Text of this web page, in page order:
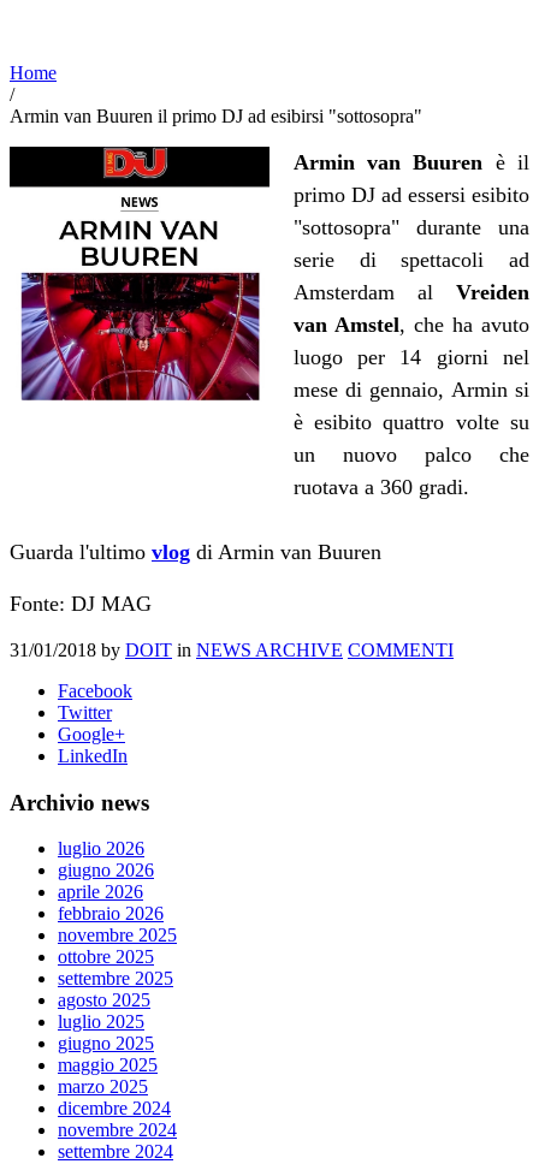
Home
/
Armin van Buuren il primo DJ ad esibirsi "sottosopra"
Armin van Buuren è il
primo DJ ad essersi esibito
"sottosopra" durante una
serie di spettacoli ad
Amsterdam al Vreiden
van Amstel, che ha avuto
luogo per 14 giorni nel
mese di gennaio, Armin si
è esibito quattro volte su
un nuovo palco che
ruotava a 360 gradi.
Guarda l'ultimo vlog di Armin van Buuren
Fonte: DJ MAG
31/01/2018 by DOIT in NEWS ARCHIVE COMMENTI
Facebook
Twitter
Google+
LinkedIn
Archivio news
luglio 2026
giugno 2026
aprile 2026
febbraio 2026
novembre 2025
ottobre 2025
settembre 2025
agosto 2025
luglio 2025
giugno 2025
maggio 2025
marzo 2025
dicembre 2024
novembre 2024
settembre 2024